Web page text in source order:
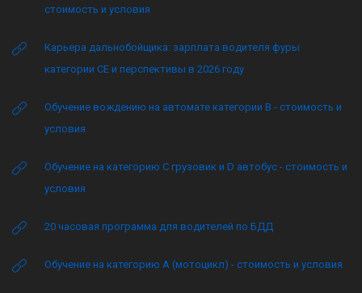
стоимость и условия
Карьера дальнобойщика: зарплата водителя фуры
категории CE и перспективы в 2026 году
Обучение вождению на автомате категории B - стоимость и
условия
Обучение на категорию C грузовик и D автобус - стоимость и
условия
20 часовая программа для водителей по БДД
Обучение на категорию А (мотоцикл) - стоимость и условия